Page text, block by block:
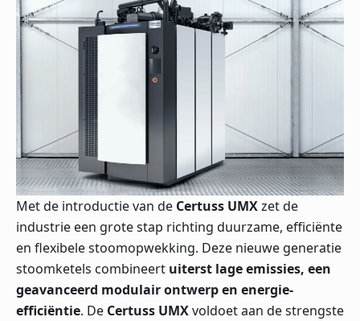
Met de introductie van de Certuss UMXzet de
industrie een grote stap richting duurzame, efficiënte
en flexibele stoomopwekking. Deze nieuwe generatie
stoomketels combineert uiterst lage emissies, een
geavanceerd modulair ontwerp en energie-
efficiëntie. De Certuss UMXvoldoet aan de strengste